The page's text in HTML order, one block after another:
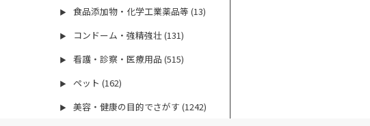
▶ 食品添加物・化学工業薬品等 (13)
▶ コンドーム・強精強壮 (131)
▶ 看護・診察・医療用品 (515)
▶ ペット (162)
▶ 美容・健康の目的でさがす (1242)